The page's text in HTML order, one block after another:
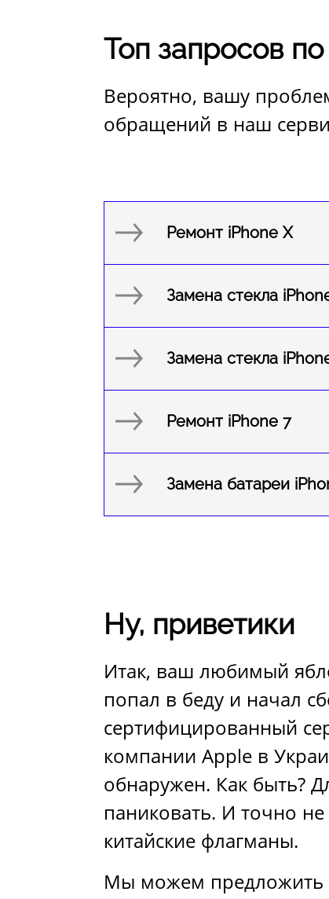
Топ запросов
Вероятно, вашу
обращений в наш
Pемонт iPhone X
Замена стекла
Замена стекла
Ремонт iPhone 7
Замена батареи
Ну, приветики
Итак, ваш любимый
попал в беду и начал
сертифицированный
компании Apple в
обнаружен. Как быть?
паниковать. И точно не
китайские флагманы.
Мы можем предложить